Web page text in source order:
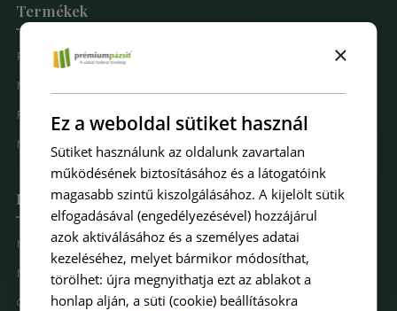
Termékek
Prémium Pázsit® Műfüvek
Mintarendelés
Fűfal Dekoráció
Műfűkarbantartás
Hova keresel pázsitot
Műfű kertbe
Műfű teraszra
Családbarát műfű
×
Ez a weboldal sütiket használ
Sütiket használunk az oldalunk zavartalan
működésének biztosításához és a látogatóink
magasabb szintű kiszolgálásához. A kijelölt sütik
elfogadásával (engedélyezésével) hozzájárul
azok aktiválásához és a személyes adatai
kezeléséhez, melyet bármikor módosíthat,
törölhet: újra megnyithatja ezt az ablakot a
honlap alján, a süti (cookie) beállításokra